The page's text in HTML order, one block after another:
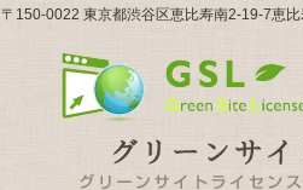
〒150-0022 東京都渋谷区恵比寿南2-19-7恵